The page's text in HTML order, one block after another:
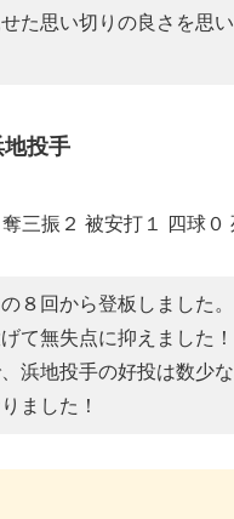
た思い切りの良さを思
地投手
三振２ 被安打１ 四球０
８回から登板しました。
て無失点に抑えました！
浜地投手の好投は数少
ました！